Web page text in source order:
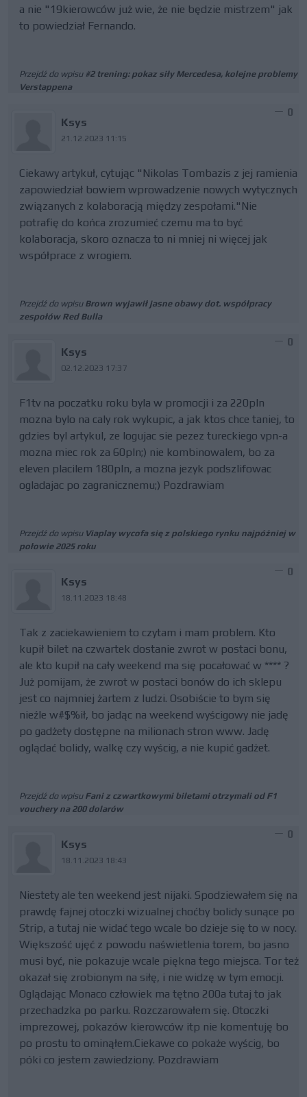
a nie "19kierowców już wie, że nie będzie mistrzem" jak
to powiedział Fernando.
Przejdź do wpisu #2 trening: pokaz siły Mercedesa, kolejne problemy
Verstappena
Ksys
21.12.2023 11:15
0
Ciekawy artykuł, cytując "Nikolas Tombazis z jej ramienia
zapowiedział bowiem wprowadzenie nowych wytycznych
związanych z kolaboracją między zespołami."Nie
potrafię do końca zrozumieć czemu ma to być
kolaboracja, skoro oznacza to ni mniej ni więcej jak
współprace z wrogiem.
Przejdź do wpisu Brown wyjawił jasne obawy dot. współpracy
zespołów Red Bulla
Ksys
02.12.2023 17:37
0
F1tv na poczatku roku byla w promocji i za 220pln
mozna bylo na caly rok wykupic, a jak ktos chce taniej, to
gdzies byl artykul, ze logujac sie pezez tureckiego vpn-a
mozna miec rok za 60pln;) nie kombinowalem, bo za
eleven placilem 180pln, a mozna jezyk podszlifowac
ogladajac po zagranicznemu;) Pozdrawiam
Przejdź do wpisu Viaplay wycofa się z polskiego rynku najpóźniej w
połowie 2025 roku
Ksys
18.11.2023 18:48
0
Tak z zaciekawieniem to czytam i mam problem. Kto
kupił bilet na czwartek dostanie zwrot w postaci bonu,
ale kto kupił na cały weekend ma się pocałować w **** ?
Już pomijam, że zwrot w postaci bonów do ich sklepu
jest co najmniej żartem z ludzi. Osobiście to bym się
nieźle w#$%ił, bo jadąc na weekend wyścigowy nie jadę
po gadżety dostępne na milionach stron www. Jadę
oglądać bolidy, walkę czy wyścig, a nie kupić gadżet.
Przejdź do wpisu Fani z czwartkowymi biletami otrzymali od F1
vouchery na 200 dolarów
Ksys
18.11.2023 18:43
0
Niestety ale ten weekend jest nijaki. Spodziewałem się na
prawdę fajnej otoczki wizualnej choćby bolidy sunące po
Strip, a tutaj nie widać tego wcale bo dzieje się to w nocy.
Większość ujęć z powodu naświetlenia torem, bo jasno
musi być, nie pokazuje wcale piękna tego miejsca. Tor też
okazał się zrobionym na siłę, i nie widzę w tym emocji.
Oglądając Monaco człowiek ma tętno 200a tutaj to jak
przechadzka po parku. Rozczarowałem się. Otoczki
imprezowej, pokazów kierowców itp nie komentuję bo
po prostu to ominąłem.Ciekawe co pokaże wyścig, bo
póki co jestem zawiedziony. Pozdrawiam